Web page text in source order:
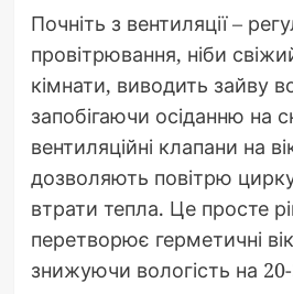
Почніть з вентиляції –
провітрювання, ніби
кімнати, виводить зайву
запобігаючи осіданню на
вентиляційні клапани на
дозволяють повітрю
втрати тепла. Це просте
перетворює герметичні
знижуючи вологість на